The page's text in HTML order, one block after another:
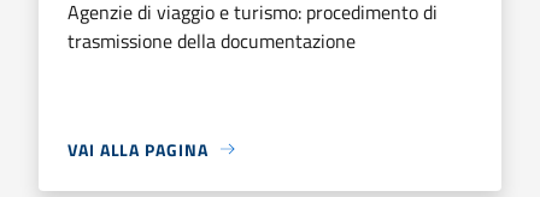
Agenzie di viaggio e turismo: procedimento di
trasmissione della documentazione
VAI ALLA PAGINA